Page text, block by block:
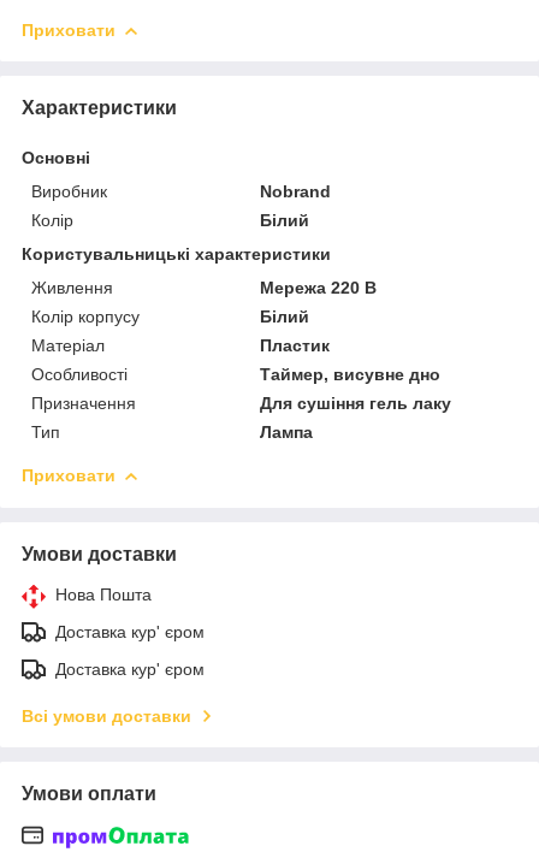
Приховати
Характеристики
Основні
Виробник
Nobrand
Колір
Білий
Користувальницькі характеристики
Живлення
Мережа 220 В
Колір корпусу
Білий
Матеріал
Пластик
Особливості
Таймер, висувне дно
Призначення
Для сушіння гель лаку
Тип
Лампа
Приховати
Умови доставки
Нова Пошта
Доставка кур' єром
Доставка кур' єром
Всі умови доставки
Умови оплати